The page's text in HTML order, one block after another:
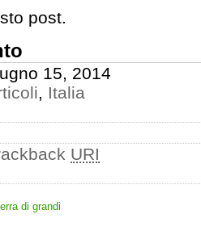
post.
15, 2014
, Italia
URI
di grandi